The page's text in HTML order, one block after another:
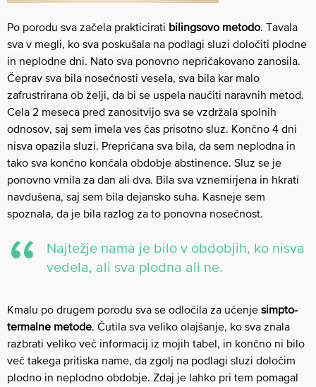
Po porodu sva začela prakticirati bilingsovo metodo. Tavala
sva v megli, ko sva poskušala na podlagi sluzi določiti plodne
in neplodne dni. Nato sva ponovno nepričakovano zanosila.
Čeprav sva bila nosečnosti vesela, sva bila kar malo
zafrustrirana ob želji, da bi se uspela naučiti naravnih metod.
Cela 2 meseca pred zanositvijo sva se vzdržala spolnih
odnosov, saj sem imela ves čas prisotno sluz. Končno 4 dni
nisva opazila sluzi. Prepričana sva bila, da sem neplodna in
tako sva končno končala obdobje abstinence. Sluz se je
ponovno vrnila za dan ali dva. Bila sva vznemirjena in hkrati
navdušena, saj sem bila dejansko suha. Kasneje sem
spoznala, da je bila razlog za to ponovna nosečnost.
Najtežje nama je bilo v obdobjih, ko nisva
vedela, ali sva plodna ali ne.
Kmalu po drugem porodu sva se odločila za učenje simpto-
termalne metode. Čutila sva veliko olajšanje, ko sva znala
razbrati veliko več informacij iz mojih tabel, in končno ni bilo
več takega pritiska name, da zgolj na podlagi sluzi določim
plodno in neplodno obdobje. Zdaj je lahko pri tem pomagal